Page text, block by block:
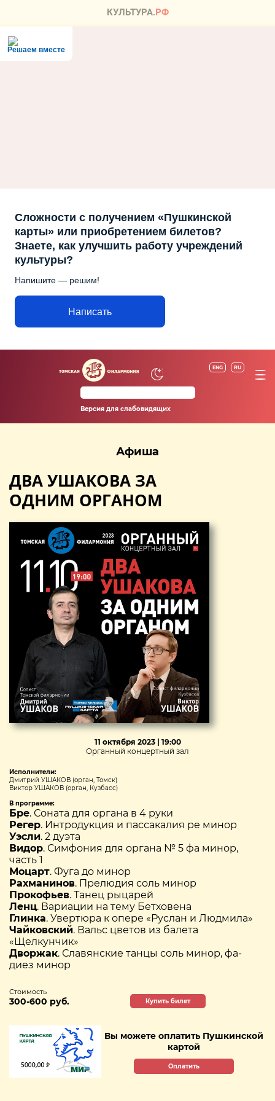
Решаем вместе
Сложности с получением «Пушкинской
карты» или приобретением билетов?
Знаете, как улучшить работу учреждений
культуры?
Напишите — решим!
Написать
ENG RU
Версия для слабовидящих
Афиша
ДВА УШАКОВА ЗА
ОДНИМ ОРГАНОМ
11 октября 2023 | 19:00
Органный концертный зал
Исполнители:
Дмитрий УШАКОВ (орган, Томск)
Виктор УШАКОВ (орган, Кузбасс)
В программе:
Бре. Соната для органа в 4 руки
Регер. Интродукция и пассакалия ре минор
Уэсли. 2 дуэта
Видор. Симфония для органа № 5 фа минор,
часть 1
Моцарт. Фуга до минор
Рахманинов. Прелюдия соль минор
Прокофьев. Танец рыцарей
Ленц. Вариации на тему Бетховена
Глинка. Увертюра к опере «Руслан и Людмила»
Чайковский. Вальс цветов из балета
«Щелкунчик»
Дворжак. Славянские танцы соль минор, фа-
диез минор
Стоимость
300-600 руб. Купить билет
Вы можете оплатить Пушкинской
картой
Оплатить